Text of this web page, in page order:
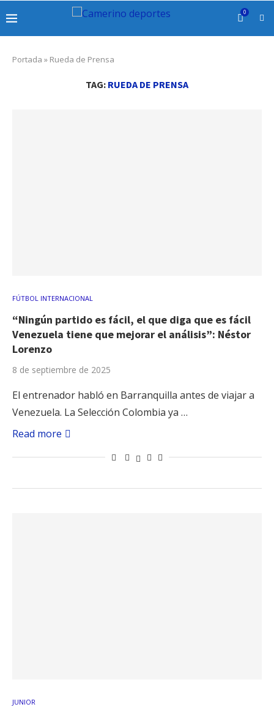
0
Portada » Rueda de Prensa
TAG: RUEDA DE PRENSA
FÚTBOL INTERNACIONAL
“Ningún partido es fácil, el que diga que es fácil
Venezuela tiene que mejorar el análisis”: Néstor
Lorenzo
8 de septiembre de 2025
El entrenador habló en Barranquilla antes de viajar a
Venezuela. La Selección Colombia ya …
Read more
JUNIOR